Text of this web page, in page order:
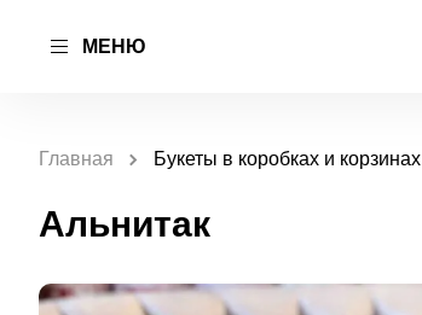
МЕНЮ
Главная Букеты в коробках и корзинах
Альнитак